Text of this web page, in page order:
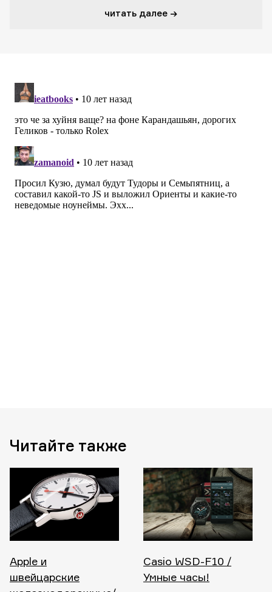
читать далее →
Читайте также
Apple и
швейцарские
Casio WSD-F10 /
Умные часы!